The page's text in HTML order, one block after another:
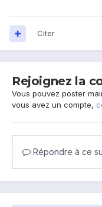
Citer
Rejoignez la
Vous pouvez poster
vous avez un compte,
Répondre à ce